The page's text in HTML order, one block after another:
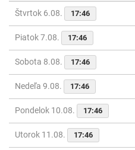
Štvrtok 6.08. 17:46
Piatok 7.08. 17:46
Sobota 8.08. 17:46
Nedeľa 9.08. 17:46
Pondelok 10.08. 17:46
Utorok 11.08. 17:46